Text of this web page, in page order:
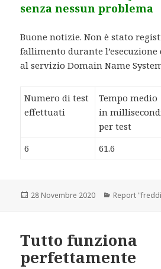
senza nessun problema
Buone notizie. Non è stato
fallimento durante
al servizio Domain Name
Numero di test
effettuati
Tempo medio
in
per test
6 61.6
Scritto
28 Novembre 2020 Categorie
Report
Tutto funziona
perfettamente